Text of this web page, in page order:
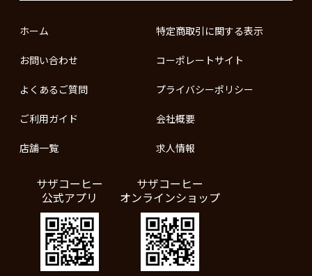
ホーム
お問い合わせ
よくあるご質問
ご利用ガイド
店舗一覧
特定商取引に関する表示
コーポレートサイト
プライバシーポリシー
会社概要
求人情報
サザコーヒー
公式アプリ
サザコーヒー
オンラインショップ